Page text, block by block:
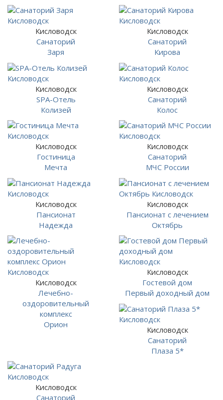
Кисловодск
Санаторий
Заря
Кисловодск
Санаторий
Кирова
Кисловодск
SPA-Отель
Колизей
Кисловодск
Санаторий
Колос
Кисловодск
Гостиница
Мечта
Кисловодск
Санаторий
МЧС России
Кисловодск
Пансионат
Надежда
Кисловодск
Пансионат с лечением
Октябрь
Кисловодск
Лечебно-
оздоровительный
комплекс
Орион
Кисловодск
Гостевой дом
Первый доходный дом
Кисловодск
Санаторий
Плаза 5*
Кисловодск
Санаторий